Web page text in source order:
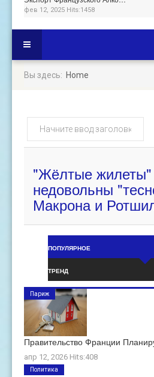
фев 12, 2025 Hits:1458
Вы здесь: Home
Начните
ввод
метки
"Жёлтые жилеты"
недовольны
Макрона и
ПОПУЛЯРНОЕ
ТРЕНД
Правительство Франции
апр 12, 2026 Hits:408
Париж
Политика